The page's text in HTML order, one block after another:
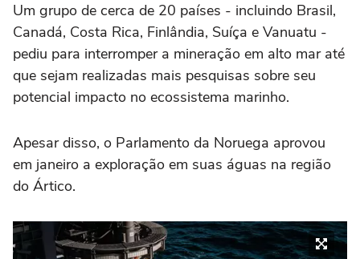
Um grupo de cerca de 20 países - incluindo Brasil,
Canadá, Costa Rica, Finlândia, Suíça e Vanuatu -
pediu para interromper a mineração em alto mar até
que sejam realizadas mais pesquisas sobre seu
potencial impacto no ecossistema marinho.
Apesar disso, o Parlamento da Noruega aprovou
em janeiro a exploração em suas águas na região
do Ártico.